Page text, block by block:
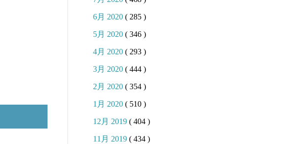
6月 2020 ( 285 )
5月 2020 ( 346 )
4月 2020 ( 293 )
3月 2020 ( 444 )
2月 2020 ( 354 )
1月 2020 ( 510 )
12月 2019 ( 404 )
11月 2019 ( 434 )